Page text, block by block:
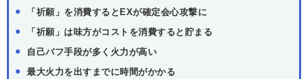
「祈願」を消費するとEXが確定会心攻撃に
「祈願」は味方がコストを消費すると貯まる
自己バフ手段が多く火力が高い
最大火力を出すまでに時間がかかる